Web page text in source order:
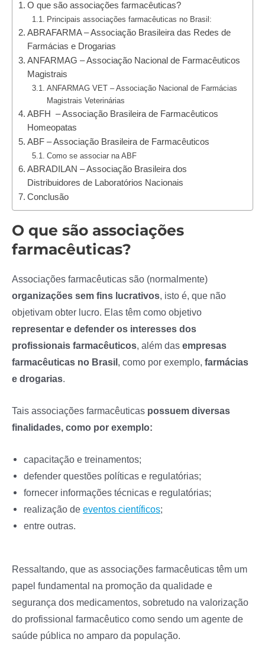
O que são associações farmacêuticas?
Principais associações farmacêuticas no Brasil:
ABRAFARMA – Associação Brasileira das Redes de
Farmácias e Drogarias
ANFARMAG – Associação Nacional de Farmacêuticos
Magistrais
ANFARMAG VET – Associação Nacional de Farmácias
Magistrais Veterinárias
ABFH – Associação Brasileira de Farmacêuticos
Homeopatas
ABF – Associação Brasileira de Farmacêuticos
Como se associar na ABF
ABRADILAN – Associação Brasileira dos
Distribuidores de Laboratórios Nacionais
Conclusão
O que são associações
farmacêuticas?
Associações farmacêuticas são (normalmente)
organizações sem fins lucrativos, isto é, que não
objetivam obter lucro. Elas têm como objetivo
representar e defender os interesses dos
profissionais farmacêuticos, além das empresas
farmacêuticas no Brasil, como por exemplo, farmácias
e drogarias.
Tais associações farmacêuticas possuem diversas
finalidades, como por exemplo:
capacitação e treinamentos;
defender questões políticas e regulatórias;
fornecer informações técnicas e regulatórias;
realização de eventos científicos;
entre outras.
Ressaltando, que as associações farmacêuticas têm um
papel fundamental na promoção da qualidade e
segurança dos medicamentos, sobretudo na valorização
do profissional farmacêutico como sendo um agente de
saúde pública no amparo da população.